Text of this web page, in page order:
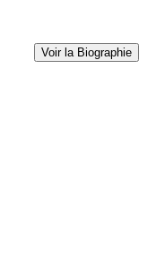
Voir la Biographie